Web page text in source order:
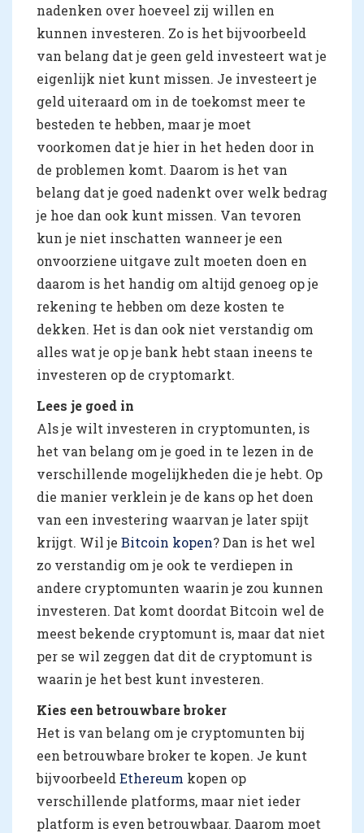
nadenken over hoeveel zij willen en
kunnen investeren. Zo is het bijvoorbeeld
van belang dat je geen geld investeert wat je
eigenlijk niet kunt missen. Je investeert je
geld uiteraard om in de toekomst meer te
besteden te hebben, maar je moet
voorkomen dat je hier in het heden door in
de problemen komt. Daarom is het van
belang dat je goed nadenkt over welk bedrag
je hoe dan ook kunt missen. Van tevoren
kun je niet inschatten wanneer je een
onvoorziene uitgave zult moeten doen en
daarom is het handig om altijd genoeg op je
rekening te hebben om deze kosten te
dekken. Het is dan ook niet verstandig om
alles wat je op je bank hebt staan ineens te
investeren op de cryptomarkt.
Lees je goed in
Als je wilt investeren in cryptomunten, is
het van belang om je goed in te lezen in de
verschillende mogelijkheden die je hebt. Op
die manier verklein je de kans op het doen
van een investering waarvan je later spijt
krijgt. Wil je Bitcoin kopen? Dan is het wel
zo verstandig om je ook te verdiepen in
andere cryptomunten waarin je zou kunnen
investeren. Dat komt doordat Bitcoin wel de
meest bekende cryptomunt is, maar dat niet
per se wil zeggen dat dit de cryptomunt is
waarin je het best kunt investeren.
Kies een betrouwbare broker
Het is van belang om je cryptomunten bij
een betrouwbare broker te kopen. Je kunt
bijvoorbeeld Ethereum kopen op
verschillende platforms, maar niet ieder
platform is even betrouwbaar. Daarom moet